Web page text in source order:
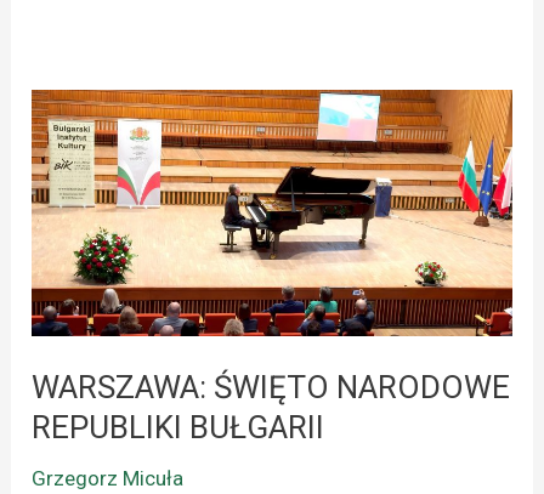
WARSZAWA: ŚWIĘTO NARODOWE
REPUBLIKI BUŁGARII
Grzegorz Micuła
WARSZAWA:
ŚWIĘTO
NARODOWE
REPUBLIKI
BUŁGARII